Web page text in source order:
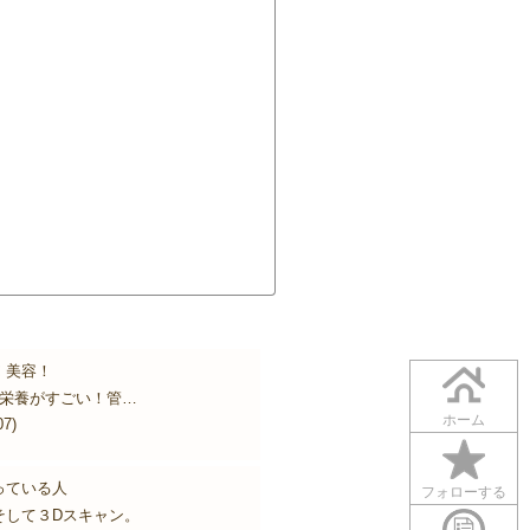
ホーム
フォローする
容！
栄養がすごい！管…
ている人
て３Dスキャン。